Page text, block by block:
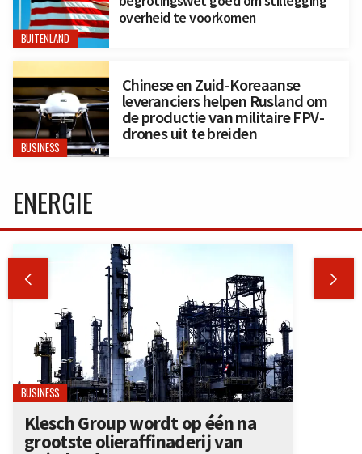
BUITENLAND
overheid te voorkomen
BUSINESS
Chinese en Zuid-Koreaanse
leveranciers helpen Rusland om
de productie van militaire FPV-
drones uit te breiden
ENERGIE
 
BUSINESS
Klesch Group wordt op één na
grootste olieraffinaderij van